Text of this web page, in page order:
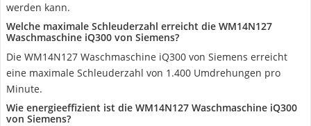
werden kann.
Welche maximale Schleuderzahl erreicht die WM14N127
Waschmaschine iQ300 von Siemens?
Die WM14N127 Waschmaschine iQ300 von Siemens erreicht
eine maximale Schleuderzahl von 1.400 Umdrehungen pro
Minute.
Wie energieeffizient ist die WM14N127 Waschmaschine iQ300
von Siemens?